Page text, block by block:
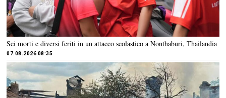
Sei morti e diversi feriti in un attacco scolastico a Nonthaburi, Thailandia
07.08.2026 08:35